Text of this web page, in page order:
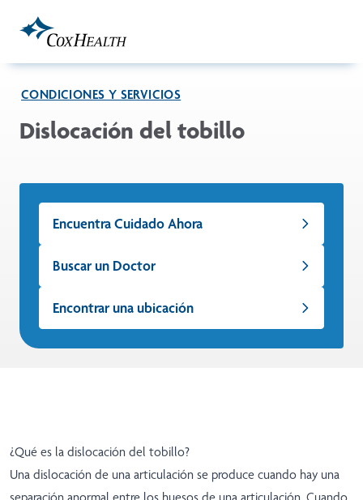
CONDICIONES Y SERVICIOS
Dislocación del tobillo
Encuentra Cuidado Ahora
Buscar un Doctor
Encontrar una ubicación
¿Qué es la dislocación del tobillo?
Una dislocación de una articulación se produce cuando hay una